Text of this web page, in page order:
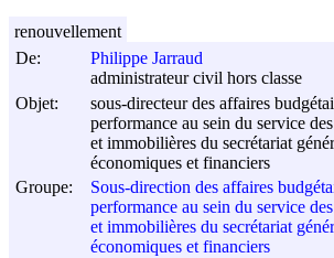
De:
Philippe Jarraud
administrateur civil hors classe
Objet:
sous-directeur des affaires
performance au sein du service
et immobilières du secrétariat
économiques et financiers
Groupe:
Sous-direction des affaires
performance au sein du service
et immobilières du secrétariat
économiques et financiers
renouvellement